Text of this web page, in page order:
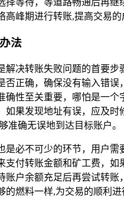
择等待，等道路畅通后再继
高峰期进行转账,提高交易的
法
解决转账失败问题的首要步
否正确，确保没有输入错误
确性至关重要，哪怕是一个
如果发现地址有误，应及时
准确无误地到达目标账户。
是必不可少的环节，用户需
支付转账金额和矿工费，如
账户余额充足后再尝试转账
的燃料一样,为交易的顺利